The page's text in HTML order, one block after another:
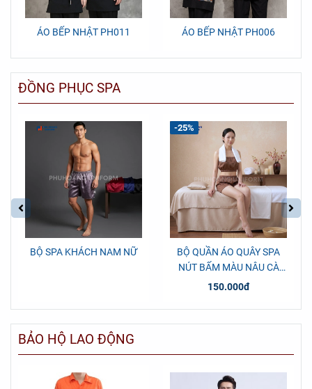
ÁO BẾP NHẬT PH011 ÁO BẾP NHẬT PH006
ĐỒNG PHỤC SPA
BỘ SPA KHÁCH NAM NỮ
BỘ QUẦN ÁO QUÂY SPA
NÚT BẤM MÀU NÂU CÀ
PHÊ
150.000đ
-25%
BẢO HỘ LAO ĐỘNG